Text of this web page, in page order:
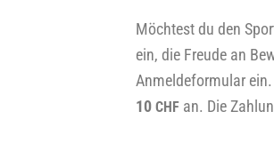
Möch­test du den
ein, die Freu­de an
Anmel­de­for­mu­lar
10 CHF an. Die